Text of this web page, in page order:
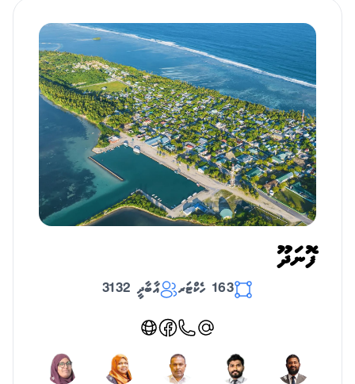
ފޮނަދޫ
163 ހެކްޓަރ އާބާދީ 3132